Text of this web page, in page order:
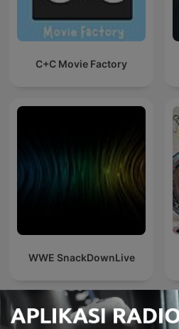
C+C Movie Factory
WWE SnackDownLive